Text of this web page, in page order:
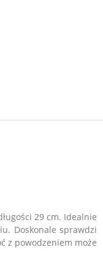
29 cm. Idealnie
Doskonale sprawdzi
z powodzeniem może